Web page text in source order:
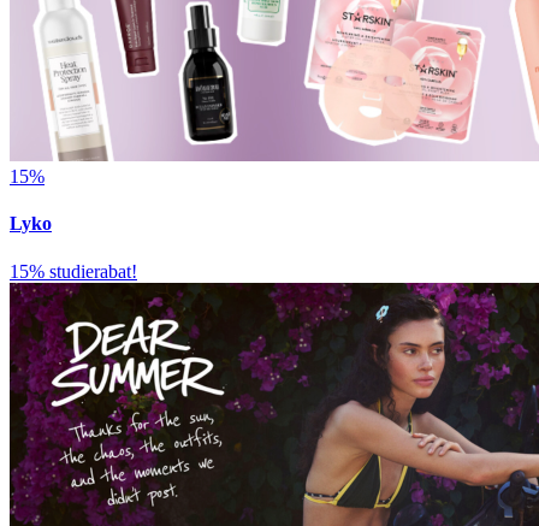
15%
Lyko
15% studierabat!